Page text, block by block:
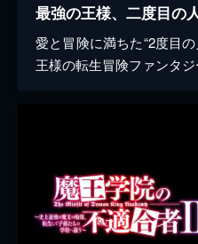
最強の王様、二度目の
愛と冒険に満ちた“2度目
王様の転生冒険ファンタジ